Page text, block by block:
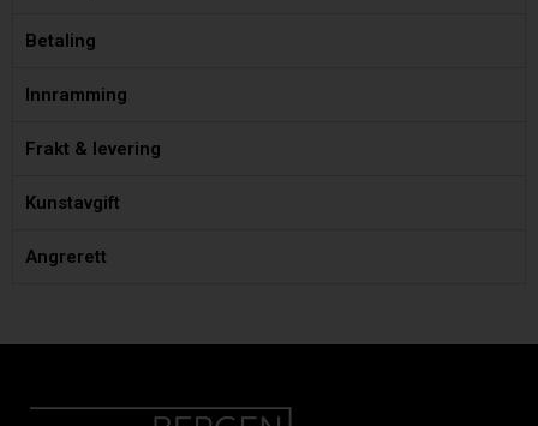
Betaling
Innramming
Frakt & levering
Kunstavgift
Angrerett